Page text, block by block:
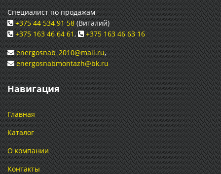
Специалист по продажам
+375 44 534 91 58(Виталий)
+375 163 46 64 61,
+375 163 46 63 16
energosnab_2010@mail.ru,
energosnabmontazh@bk.ru
Навигация
Главная
Каталог
О компании
Контакты